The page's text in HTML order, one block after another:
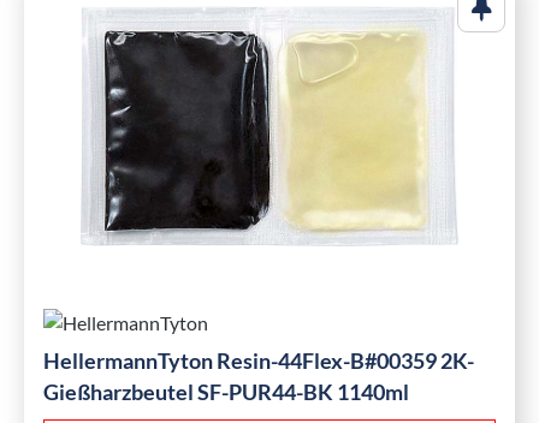
HellermannTyton Resin-44Flex-B#00359 2K-
Gießharzbeutel SF-PUR44-BK 1140ml